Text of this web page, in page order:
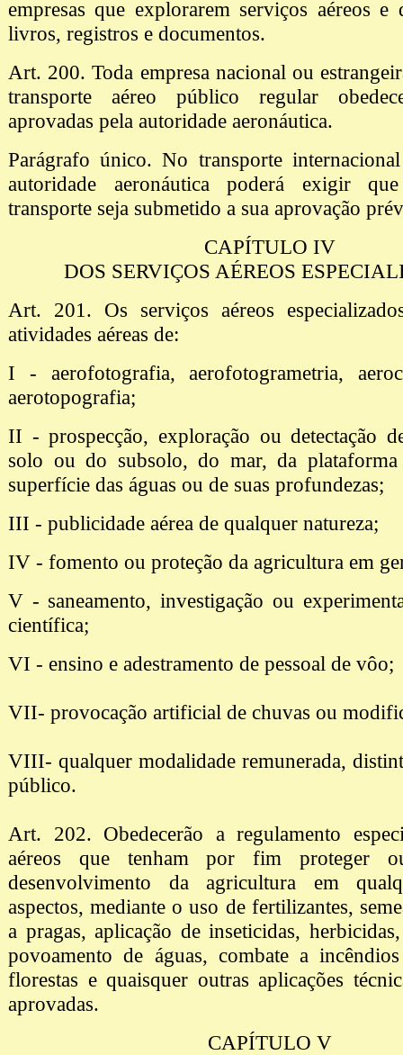
empresas que explorarem serviços aéreos e
livros, registros e documentos.
Art. 200. Toda empresa nacional ou
transporte aéreo público regular
aprovadas pela autoridade aeronáutica.
Parágrafo único. No transporte
autoridade aeronáutica poderá exigir
transporte seja submetido a sua aprovação
CAPÍTULO IV
DOS SERVIÇOS AÉREOS
Art. 201. Os serviços aéreos
atividades aéreas de:
I - aerofotografia, aerofotogrametria,
aerotopografia;
II - prospecção, exploração ou detectação
solo ou do subsolo, do mar, da plataforma
superfície das águas ou de suas profundezas;
III - publicidade aérea de qualquer natureza;
IV - fomento ou proteção da agricultura em
V - saneamento, investigação ou
científica;
VI - ensino e adestramento de pessoal de vôo;
VII- provocação artificial de chuvas ou
VIII- qualquer modalidade remunerada,
público.
Art. 202. Obedecerão a regulamento
aéreos que tenham por fim proteger
desenvolvimento da agricultura em
aspectos, mediante o uso de fertilizantes,
a pragas, aplicação de inseticidas,
povoamento de águas, combate a
florestas e quaisquer outras aplicações
aprovadas.
CAPÍTULO V